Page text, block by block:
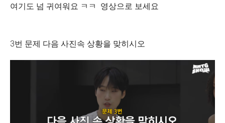
여기도 넘 귀여워요 ㅋㅋ 영상으로 보세요
3번 문제 다음 사진속 상황을 맞히시오